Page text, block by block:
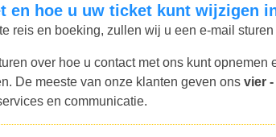
en hoe u uw ticket kunt wijzigen
reis en boeking, zullen wij u een e-mail
over hoe u contact met ons kunt
De meeste van onze klanten geven ons vier
en communicatie.